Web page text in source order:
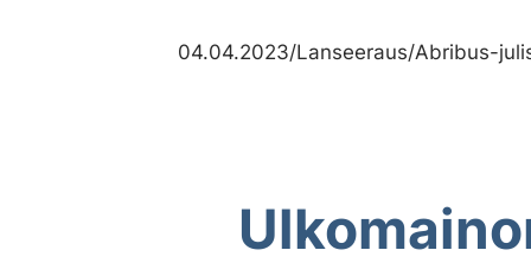
04.04.2023/Lanseeraus/Abribus-